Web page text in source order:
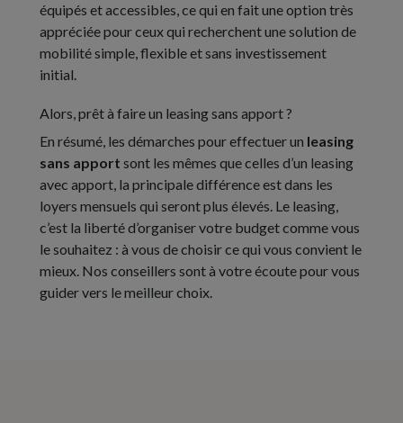
équipés et accessibles, ce qui en fait une option très
appréciée pour ceux qui recherchent une solution de
mobilité simple, flexible et sans investissement
initial.
Alors, prêt à faire un leasing sans apport ?
En résumé, les démarches pour effectuer un leasing
sans apport sont les mêmes que celles d’un leasing
avec apport, la principale différence est dans les
loyers mensuels qui seront plus élevés. Le leasing,
c’est la liberté d’organiser votre budget comme vous
le souhaitez : à vous de choisir ce qui vous convient le
mieux. Nos conseillers sont à votre écoute pour vous
guider vers le meilleur choix.